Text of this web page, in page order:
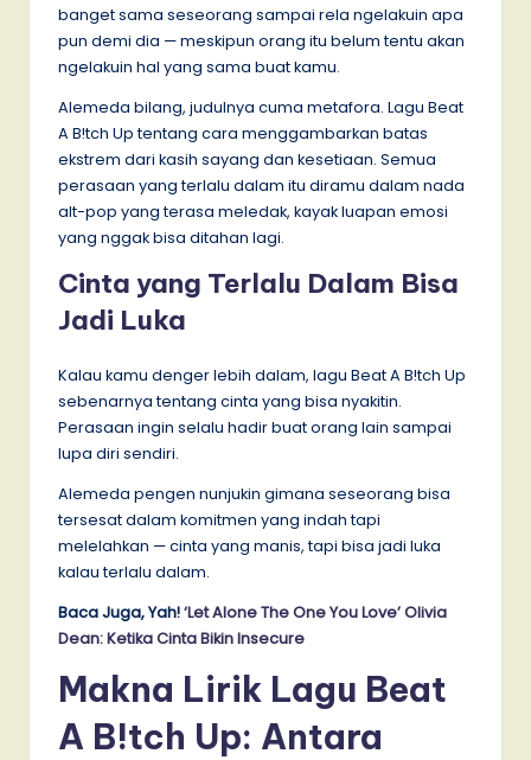
banget sama seseorang sampai rela ngelakuin apa
pun demi dia — meskipun orang itu belum tentu akan
ngelakuin hal yang sama buat kamu.
Alemeda bilang, judulnya cuma metafora. Lagu Beat
A B!tch Up tentang cara menggambarkan batas
ekstrem dari kasih sayang dan kesetiaan. Semua
perasaan yang terlalu dalam itu diramu dalam nada
alt-pop yang terasa meledak, kayak luapan emosi
yang nggak bisa ditahan lagi.
Cinta yang Terlalu Dalam Bisa
Jadi Luka
Kalau kamu denger lebih dalam, lagu Beat A B!tch Up
sebenarnya tentang cinta yang bisa nyakitin.
Perasaan ingin selalu hadir buat orang lain sampai
lupa diri sendiri.
Alemeda pengen nunjukin gimana seseorang bisa
tersesat dalam komitmen yang indah tapi
melelahkan — cinta yang manis, tapi bisa jadi luka
kalau terlalu dalam.
Baca Juga, Yah!‘Let Alone The One You Love’ Olivia
Dean: Ketika Cinta Bikin Insecure
Makna Lirik Lagu Beat
A B!tch Up: Antara